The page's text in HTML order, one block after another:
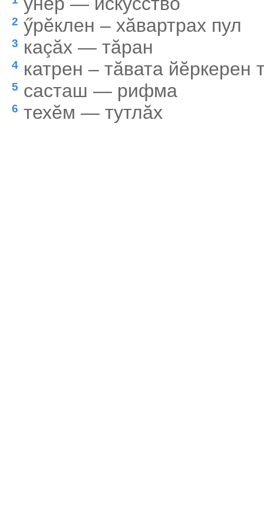
2 ӳрĕклен – хăвартрах пул
3 каçăх — тăран
4 катрен – тăвата йĕркерен
5 састаш — рифма
6 техĕм — тутлăх